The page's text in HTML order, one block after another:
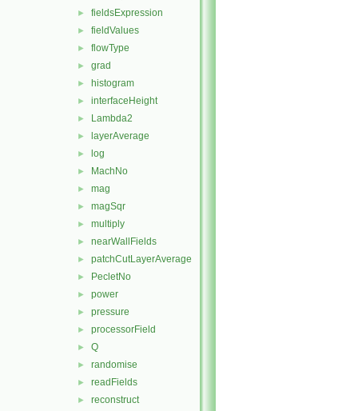
► fieldsExpression
► fieldValues
► flowType
► grad
► histogram
► interfaceHeight
► Lambda2
► layerAverage
► log
► MachNo
► mag
► magSqr
► multiply
► nearWallFields
► patchCutLayerAverage
► PecletNo
► power
► pressure
► processorField
► Q
► randomise
► readFields
► reconstruct